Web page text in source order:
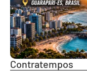
Contratempos